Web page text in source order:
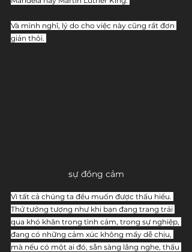
Và mình nghĩ, lý do cho việc này cũng rất đơn
giản thôi.
sự đồng cảm
Vì tất cả chúng ta đều muốn được thấu hiểu.
Thử tưởng tượng như khi bạn đang trang trải
qua khó khăn trong tình cảm, trong sự nghiệp,
đang có những cảm xúc không mấy dễ chịu,
mà nếu có một ai đó, sẵn sàng lắng nghe, thấu